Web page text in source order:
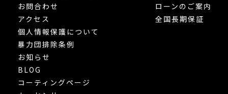
お問合わせ
アクセス
個人情報保護について
暴力団排除条例
お知らせ
BLOG
ローンのご案内
全国長期保証
コーティングページ